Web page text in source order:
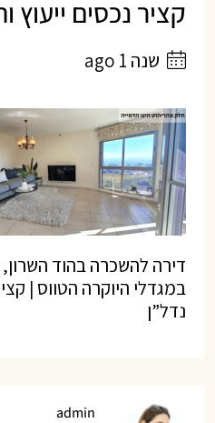
קציר נכסים ייעוץ
שנה 1 ago
דירה להשכרה בהוד
במגדלי היוקרה הטווס |
נדל”ן
admin